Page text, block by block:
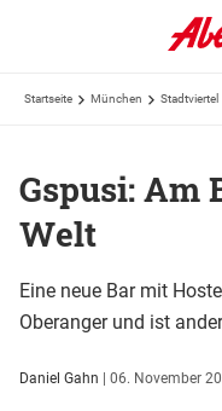
Startseite München Stadtviertel
Gspusi: Am
Welt
Eine neue Bar mit
Oberanger und ist
Daniel Gahn | 06. November